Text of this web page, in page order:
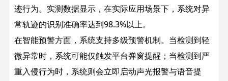
迹行为。实测数据显示，在实际应用场景下，系统对异
常轨迹的识别准确率达到98.3%以上。
在智能预警方面，系统支持多级预警机制。当检测到轻
微异常时，系统可能仅触发平台弹窗提醒；当检测到严
重入侵行为时，系统则会立即启动声光报警与语音提